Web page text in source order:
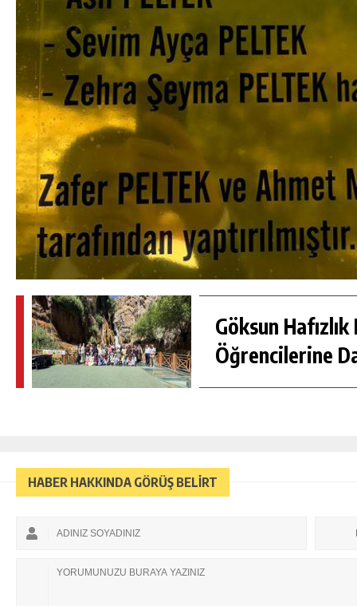
Göksun Hafızlık
Öğrencilerine
HABER HAKKINDA GÖRÜŞ BELİRT